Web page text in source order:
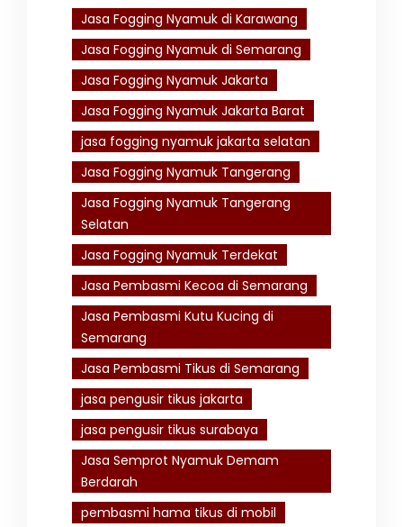
Jasa Fogging Nyamuk di Karawang
Jasa Fogging Nyamuk di Semarang
Jasa Fogging Nyamuk Jakarta
Jasa Fogging Nyamuk Jakarta Barat
jasa fogging nyamuk jakarta selatan
Jasa Fogging Nyamuk Tangerang
Jasa Fogging Nyamuk Tangerang
Selatan
Jasa Fogging Nyamuk Terdekat
Jasa Pembasmi Kecoa di Semarang
Jasa Pembasmi Kutu Kucing di
Semarang
Jasa Pembasmi Tikus di Semarang
jasa pengusir tikus jakarta
jasa pengusir tikus surabaya
Jasa Semprot Nyamuk Demam
Berdarah
pembasmi hama tikus di mobil